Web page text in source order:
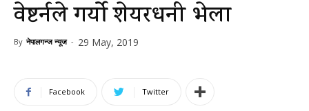
वेष्टर्नले गर्यो शेयरधनी भेला
By नेपालगन्ज न्यूज - 29 May, 2019
Facebook Twitter